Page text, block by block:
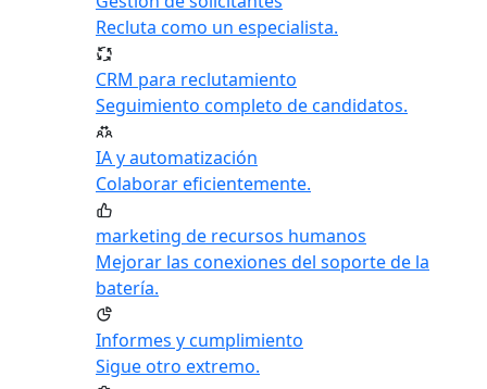
Recluta como un especialista.
CRM para reclutamiento
Seguimiento completo de candidatos.
IA y automatización
Colaborar eficientemente.
marketing de recursos humanos
Mejorar las conexiones del soporte de la
batería.
Informes y cumplimiento
Sigue otro extremo.